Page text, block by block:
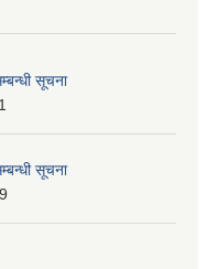
सूचना
सूचना